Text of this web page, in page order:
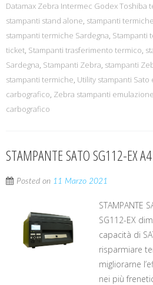
Datamax Zebra Intermec Godex Toshiba
stampanti stand alone, stampanti termiche
stampanti termiche Sardegna, Stampanti
ticket, Stampanti trasferimento termico,
Sardegna, Stampanti Zebra, stampanti
stampanti termiche, Utility stampanti Sato
carbografico, Zebra stampanti emulazione
carbografico
STAMPANTE SATO SG112-EX A4
Posted on 11 Marzo 2021
STAMPANTE
SG112-EX
capacità di
risparmiare
migliorarne
nei più